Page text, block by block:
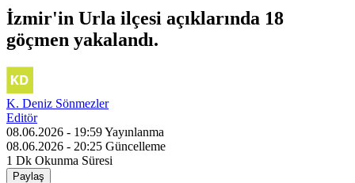
İzmir'in Urla ilçesi açıklarında 18
göçmen yakalandı.
K. Deniz Sönmezler
Editör
08.06.2026 - 19:59Yayınlanma
08.06.2026 - 20:25 Güncelleme
1 Dk Okunma Süresi
Paylaş